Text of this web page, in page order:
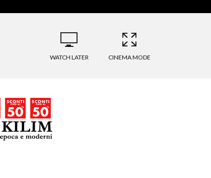
WATCH LATER CINEMA MODE